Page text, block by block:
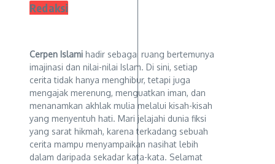
Redaksi
Cerpen Islami hadir sebagai ruang bertemunya
imajinasi dan nilai-nilai Islam. Di sini, setiap
cerita tidak hanya menghibur, tetapi juga
mengajak merenung, menguatkan iman, dan
menanamkan akhlak mulia melalui kisah-kisah
yang menyentuh hati. Mari jelajahi dunia fiksi
yang sarat hikmah, karena terkadang sebuah
cerita mampu menyampaikan nasihat lebih
dalam daripada sekadar kata-kata. Selamat